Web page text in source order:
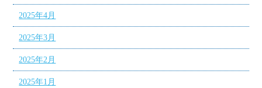
2025年4月
2025年3月
2025年2月
2025年1月